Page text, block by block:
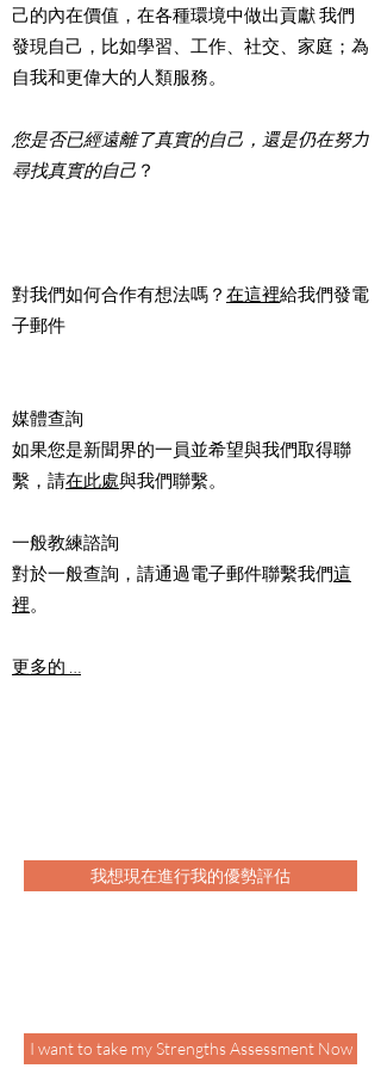
己的內在價值，在各種環境中做出貢獻我們
發現自己，比如學習、工作、社交、家庭；為
自我和更偉大的人類服務。
您是否已經遠離了真實的自己，還是仍在努力
尋找真實的自己 ？
對我們如何合作有想法嗎？ 在這裡給我們發電
子郵件
媒體查詢
如果您是新聞界的一員並希望與我們取得聯
繫，請在此處與我們聯繫。
一般教練諮詢
對於一般查詢，請通過電子郵件聯繫我們這
裡。
更多的 …
我想現在進行我的優勢評估
I want to take my Strengths Assessment Now